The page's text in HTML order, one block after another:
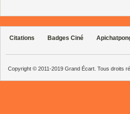
Citations Badges Ciné
Copyright © 2011-2019 Grand Écart. Tous droits